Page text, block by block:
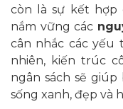
còn là sự kết hợp
nắm vững các
cân nhắc các
nhiên, kiến trúc
ngân sách sẽ
sống xanh, đẹp và